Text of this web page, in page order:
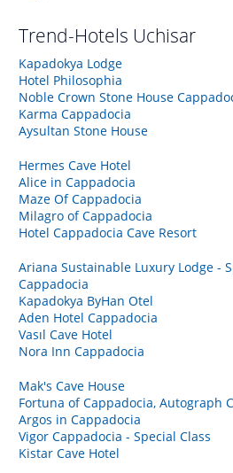
Trend-Hotels Uchisar
Kapadokya Lodge
Hotel Philosophia
Noble Crown Stone House
Karma Cappadocia
Aysultan Stone House
Hermes Cave Hotel
Alice in Cappadocia
Maze Of Cappadocia
Milagro of Cappadocia
Hotel Cappadocia Cave Resort
Ariana Sustainable Luxury Lodge -
Cappadocia
Kapadokya ByHan Otel
Aden Hotel Cappadocia
Vasıl Cave Hotel
Nora Inn Cappadocia
Mak's Cave House
Fortuna of Cappadocia, Autograph
Argos in Cappadocia
Vigor Cappadocia - Special Class
Kistar Cave Hotel